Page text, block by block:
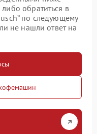
обратиться в
по следующему
не нашли ответ на